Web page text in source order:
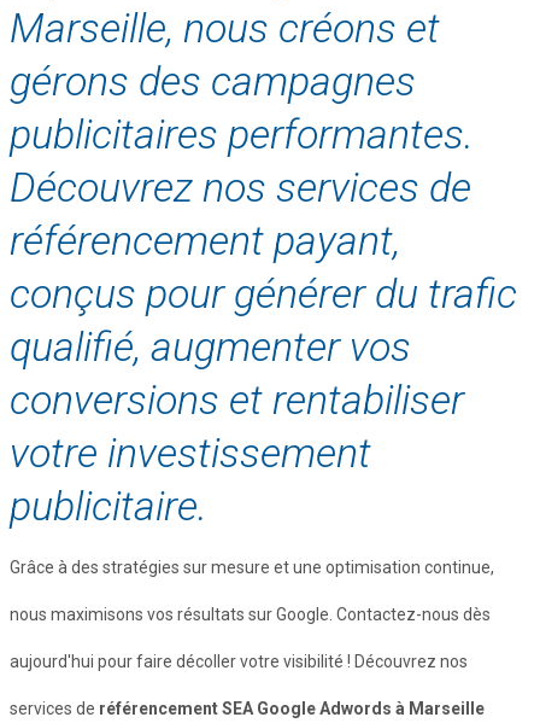
Marseille, nous créons et
gérons des campagnes
publicitaires performantes.
Découvrez nos services de
référencement payant,
conçus pour générer du trafic
qualifié, augmenter vos
conversions et rentabiliser
votre investissement
publicitaire.
Grâce à des stratégies sur mesure et une optimisation continue,
nous maximisons vos résultats sur Google. Contactez-nous dès
aujourd'hui pour faire décoller votre visibilité ! Découvrez nos
services de référencement SEA Google Adwords à Marseille